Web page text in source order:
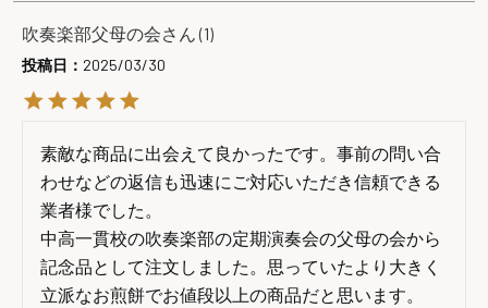
吹奏楽部父母の会 1
投稿日 2025/03/30
素敵な商品に出会えて良かったです。事前の問い合
わせなどの返信も迅速にご対応いただき信頼できる
業者様でした。
中高一貫校の吹奏楽部の定期演奏会の父母の会から
記念品として注文しました。思っていたより大きく
立派なお煎餅でお値段以上の商品だと思います。